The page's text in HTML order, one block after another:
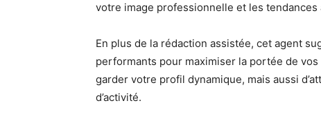
votre image professionnelle et les tendances
En plus de la rédaction assistée, cet agent
performants pour maximiser la portée de
garder votre profil dynamique, mais aussi
d’activité.